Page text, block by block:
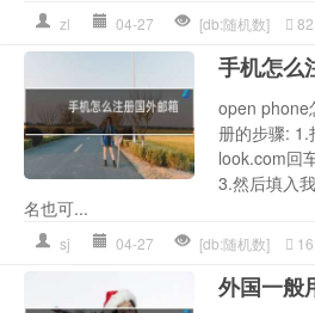
zl 04-27 [db:随机数] 82
手机怎么
open phone
册的步骤: 1.
look.com回
3.然后填入
名也可...
sj 04-27 [db:随机数]
外国一般